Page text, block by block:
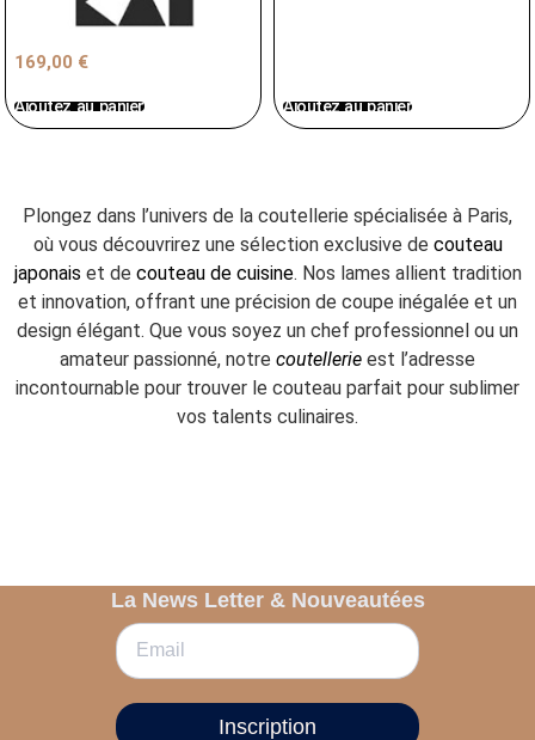
169,00 €
Ajoutez au panier Ajoutez au panier
Plongez dans l’univers de la coutellerie spécialisée à Paris,
où vous découvrirez une sélection exclusive de couteau
japonais et de couteau de cuisine. Nos lames allient tradition
et innovation, offrant une précision de coupe inégalée et un
design élégant. Que vous soyez un chef professionnel ou un
amateur passionné, notre coutellerie est l’adresse
incontournable pour trouver le couteau parfait pour sublimer
vos talents culinaires.
La News Letter & Nouveautées
Inscription